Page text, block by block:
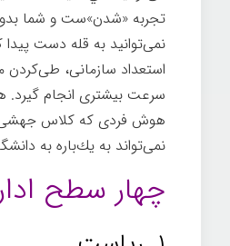
تجربه «شدن»ست و شما
نمی‌توانيد به قله دست پيدا
استعداد سازمانی، طی‌كردن
سرعت بيشتری انجام گيرد.
هوش فردی كه كلاس جهشی
نمی‌تواند به يك‌باره به
چهار سطح